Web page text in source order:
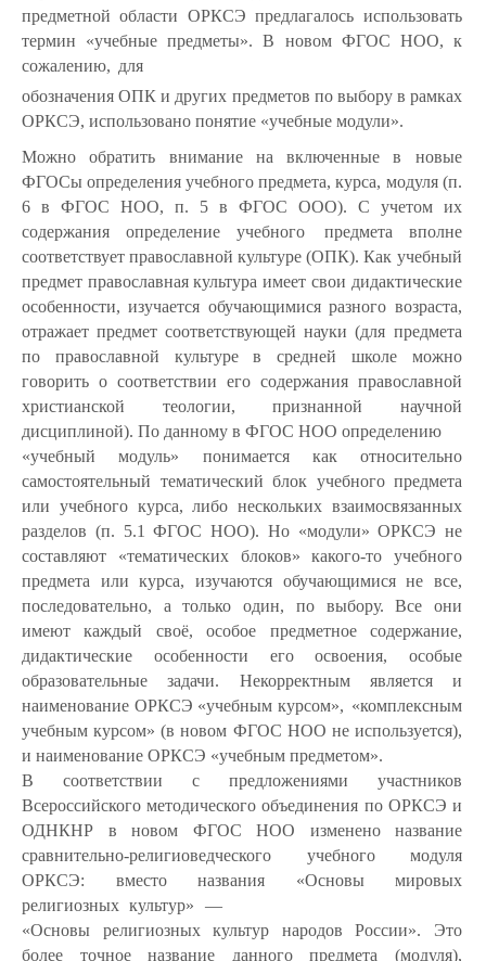
предметной области ОРКСЭ предлагалось использовать
термин
«учебные предметы». В новом ФГОС НОО, к
сожалению, для
обозначения ОПК и других предметов по выбору в рамках
ОРКСЭ, использовано понятие «учебные модули».
Можно обратить внимание на включенные в новые
ФГОСы определения учебного предмета, курса, модуля (п.
6 в ФГОС НОО, п. 5 в ФГОС ООО). С учетом их
содержания определение учебного
предмета вполне
соответствует православной культуре (ОПК). Как учебный
предмет православная культура имеет свои дидактические
особенности, изучается обучающимися разного возраста,
отражает предмет соответствующей науки (для предмета
по православной культуре в средней школе можно
говорить о соответствии его содержания православной
христианской теологии, признанной научной
дисциплиной). По данному в ФГОС НОО определению
«учебный модуль» понимается как относительно
самостоятельный тематический блок учебного предмета
или учебного курса, либо нескольких взаимосвязанных
разделов (п. 5.1 ФГОС НОО). Но «модули» ОРКСЭ не
составляют «тематических блоков» какого-то учебного
предмета или курса, изучаются обучающимися не все,
последовательно, а только один, по выбору. Все они
имеют каждый своё, особое предметное содержание,
дидактические особенности его освоения, особые
образовательные задачи. Некорректным является и
наименование ОРКСЭ «учебным курсом», «комплексным
учебным курсом» (в новом ФГОС НОО не используется),
и наименование ОРКСЭ «учебным предметом».
В соответствии с предложениями участников
Всероссийского методического объединения по ОРКСЭ и
ОДНКНР в новом ФГОС НОО изменено название
сравнительно-религиоведческого учебного модуля
ОРКСЭ:
вместо названия «Основы
мировых
религиозных культур»
—
«Основы религиозных культур народов России». Это
более точное название данного предмета (модуля),